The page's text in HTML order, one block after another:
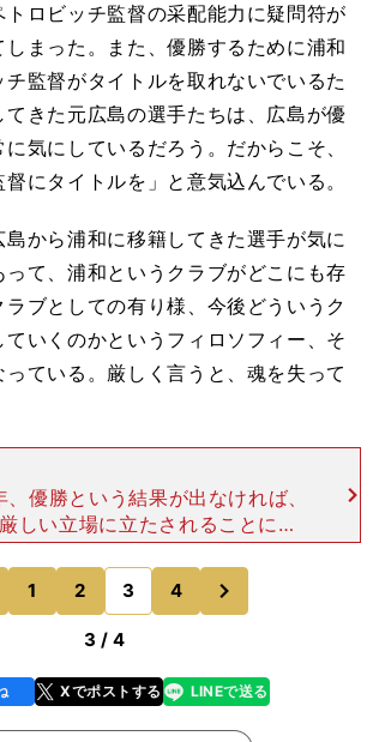
ロビッチ監督の采配能力に疑問符が
まった。また、優勝するために浦和
監督がタイトルを取れないでいるた
きた元広島の選手たちは、広島が優
気にしているだろう。だからこそ、
督にタイトルを」と意気込んでいる。
から浦和に移籍してきた選手が気に
って、浦和というクラブがどこにも存
ブとしての有り様、今後どういうク
いくのかというフィロソフィー、そ
ている。厳しく言うと、魂を失って
優勝という結果が出なければ、
しい立場に立たされることにな
で、今シーズンは「背水の陣」。
いけないというプレッシャーにさ
される状況にある
のページへ
1 2 3 4
のページへ
3 / 4
Xでポストする
line LINEで送る